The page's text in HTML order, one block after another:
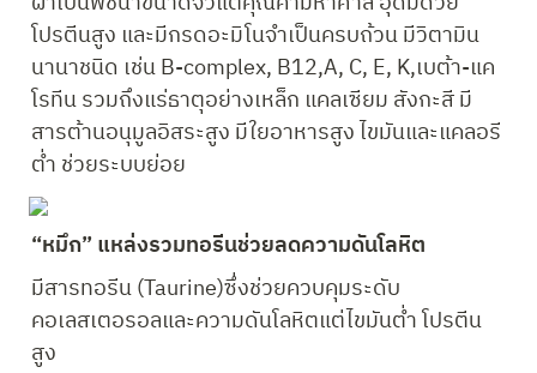
โปรตีนสูง และมีกรดอะมิโนจำเป็นครบถ้วน มีวิตามิน
นานาชนิด เช่น B-complex, B12,A, C, E, K,เบต้า-แค
โรทีน รวมถึงแร่ธาตุอย่างเหล็ก แคลเซียม สังกะสี มี
สารต้านอนุมูลอิสระสูง มีใยอาหารสูง ไขมันและแคลอรี
ต่ำ ช่วยระบบย่อย
“หมึก” แหล่งรวมทอรีนช่วยลดความดันโลหิต
มีสารทอรีน (Taurine)ซึ่งช่วยควบคุมระดับ
คอเลสเตอรอลและความดันโลหิตแต่ไขมันต่ำ โปรตีน
สูง